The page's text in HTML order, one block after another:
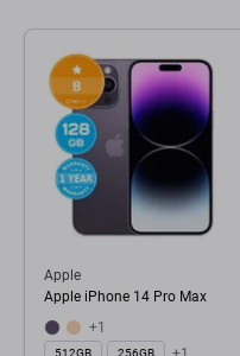
Apple
Apple iPhone 14 Pro Max
+1
512GB 256GB